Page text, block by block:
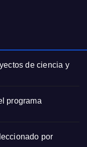
de ciencia y
programa
por